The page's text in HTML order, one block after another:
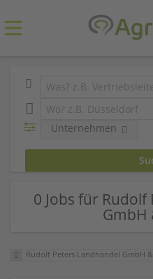
Unternehmen
0 Jobs für
GmbH
Rudolf Peters Landhandel GmbH &